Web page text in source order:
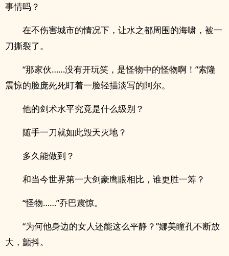
事情吗？
在不伤害城市的情况下，让水之都周围的海啸，被一
刀撕裂了。
“那家伙……没有开玩笑，是怪物中的怪物啊！”索隆
震惊的脸庞死死盯着一脸轻描淡写的阿尔。
他的剑术水平究竟是什么级别？
随手一刀就如此毁天灭地？
多久能做到？
和当今世界第一大剑豪鹰眼相比，谁更胜一筹？
“怪物……”乔巴震惊。
“为何他身边的女人还能这么平静？”娜美瞳孔不断放
大，颤抖。